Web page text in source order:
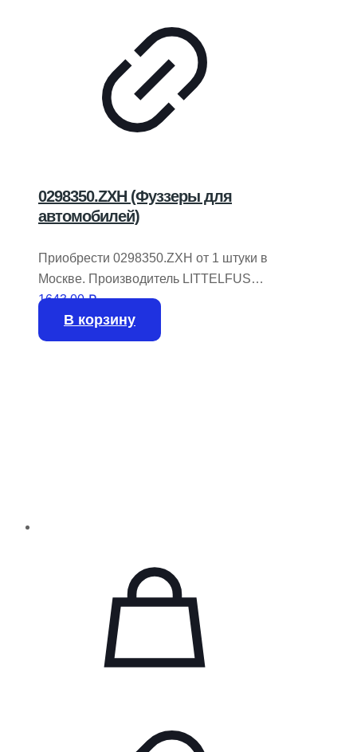
0298350.ZXH (Фуззеры для
автомобилей)
Приобрести 0298350.ZXH от 1 штуки в
Москве. Производитель LITTELFUSE.
В наличии на складе 1668 единиц.
1643,00₽
В корзину